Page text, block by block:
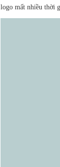
logo mất nhiều thời